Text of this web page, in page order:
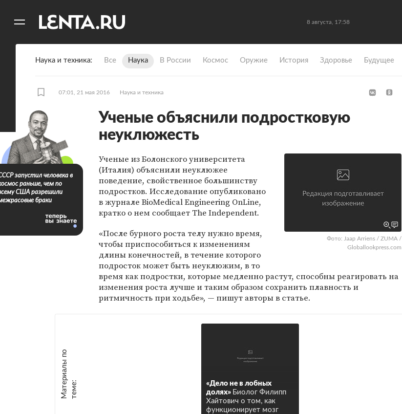
8 августа, 17:58
Наука и техника Все Наука В России Космос Оружие История Здоровье Будущее
07:01, 21 мая 2016 Наука и техника
Ученые объяснили подростковую
неуклюжесть
Фото: Jaap Arriens / ZUMA /
Globallookpress.com
Ученые из Болонского университета
(Италия) объяснили неуклюжее
поведение, свойственное большинству
подростков. Исследование опубликовано
в журнале BioMedical Engineering OnLine,
кратко о нем сообщает The Independent.
«После бурного роста телу нужно время,
чтобы приспособиться к изменениям
длины конечностей, в течение которого
подросток может быть неуклюжим, в то
время как подростки, которые медленно растут, способны реагировать на
изменения роста лучше и таким образом сохранить плавность и
ритмичность при ходьбе», — пишут авторы в статье.
М
а
т е
р
и
а
л
ы
п
о
т
е
м
е :
«Дело не в лобных
долях» Биолог Филипп
Хайтович о том, как
функционирует мозг
запустил человека в
раньше, чем по
США разрешили
браки